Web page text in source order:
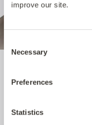
improve our site.
Selection
Necessary
Preferences
Statistics